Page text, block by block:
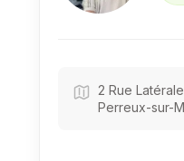
2 Rue
Perreux-sur-